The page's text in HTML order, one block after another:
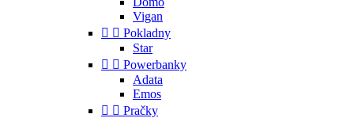
Vigan
  Pokladny
Star
  Powerbanky
Adata
Emos
  Pračky